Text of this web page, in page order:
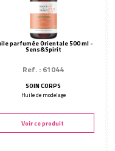
parfumée Orientale 500 ml -
Sens&Spirit
Ref. : 61044
SOIN CORPS
Huile de modelage
Voir ce produit